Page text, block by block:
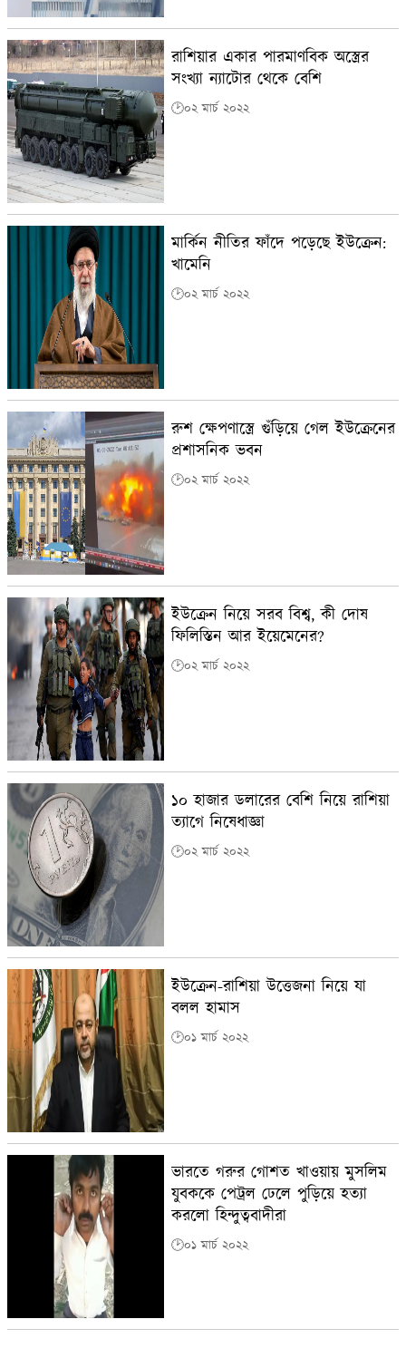
রাশিয়ার একার পারমাণবিক অস্ত্রের
সংখ্যা ন্যাটোর থেকে বেশি
🕑০২ মার্চ ২০২২
মার্কিন নীতির ফাঁদে পড়েছে ইউক্রেন:
খামেনি
🕑০২ মার্চ ২০২২
রুশ ক্ষেপণাস্ত্রে গুঁড়িয়ে গেল ইউক্রেনের
প্রশাসনিক ভবন
🕑০২ মার্চ ২০২২
ইউক্রেন নিয়ে সরব বিশ্ব, কী দোষ
ফিলিস্তিন আর ইয়েমেনের?
🕑০২ মার্চ ২০২২
১০ হাজার ডলারের বেশি নিয়ে রাশিয়া
ত্যাগে নিষেধাজ্ঞা
🕑০২ মার্চ ২০২২
ইউক্রেন-রাশিয়া উত্তেজনা নিয়ে যা
বলল হামাস
🕑০১ মার্চ ২০২২
ভারতে গরুর গোশত খাওয়ায়‌ মুসলিম
যুবককে পেট্রল ঢেলে পুড়িয়ে ‌হত্যা
করলো হিন্দুত্ববাদীরা
🕑০১ মার্চ ২০২২